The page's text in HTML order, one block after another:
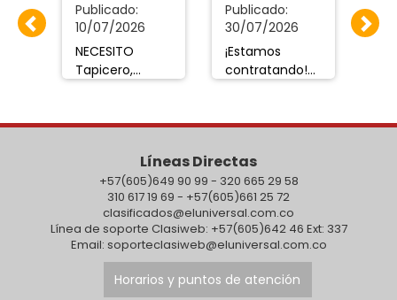
Publicado:
10/07/2026
NECESITO
Tapicero, y
eventos con
Interesados.
llamar:
3234891789.
Publicado:
30/07/2026
¡Estamos
contratando!
experiencia
en pescados,
mariscos,
pastas y
carnes.
Buscamos una
liderazgo,
organización y
Líneas Directas
+57(605)649 90 99 - 320 665 29 58
310 617 19 69 - +57(605)661 25 72
clasificados@eluniversal.com.co
Línea de soporte Clasiweb: +57(605)642 46 Ext: 337
Email: soporteclasiweb@eluniversal.com.co
Horarios y puntos de atención